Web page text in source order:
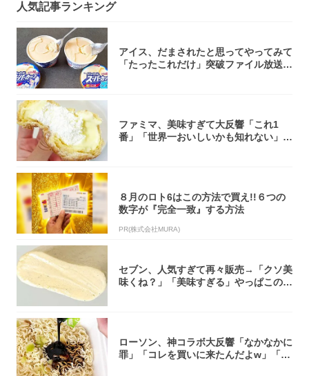
人気記事ランキング
アイス、だまされたと思ってやってみて
「たったこれだけ」突破ファイル放送で
ファミマ、美味すぎて大反響「これ1
番」「世界一おいしいかも知れない」
８月のロト6はこの方法で買え!!６つの
数字が『完全一致』する方法
PR(株式会社MURA)
セブン、人気すぎて再々販売→「クソ美
味くね？」「美味すぎる」やっぱこのク
ローソン、神コラボ大反響「なかなかに
罪」「コレを買いに来たんだよw」「３